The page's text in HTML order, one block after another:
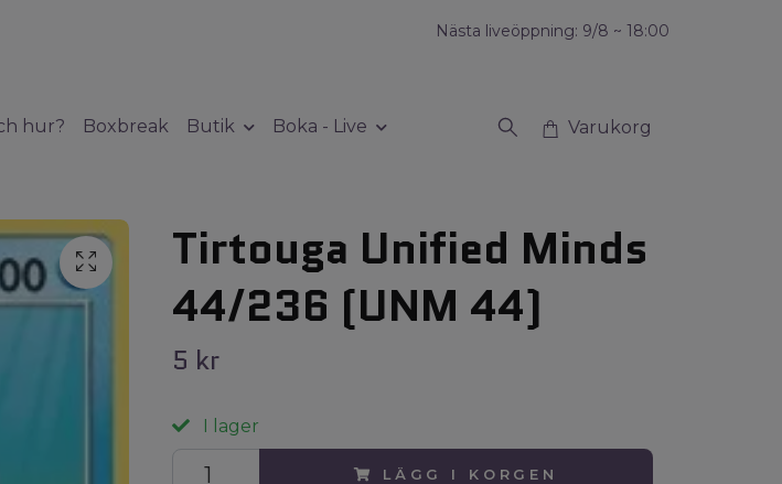
Nästa liveöppning: 9/8 ~ 18:00
hur? Boxbreak Butik Boka - Live Varukorg
Tirtouga Unified Minds
44/236 (UNM 44)
5 kr
I lager
LÄGG I KORGEN